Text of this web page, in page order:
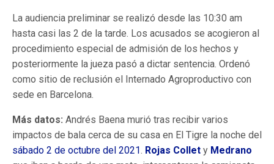
La audiencia preliminar se realizó desde las 10:30 am
hasta casi las 2 de la tarde. Los acusados se acogieron al
procedimiento especial de admisión de los hechos y
posteriormente la jueza pasó a dictar sentencia. Ordenó
como sitio de reclusión el Internado Agroproductivo con
sede en Barcelona.
Más datos: Andrés Baena murió tras recibir varios
impactos de bala cerca de su casa en El Tigre la noche del
sábado 2 de octubre del 2021. Rojas Collet y Medrano